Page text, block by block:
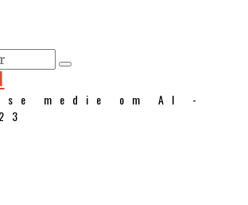
medie om AI -